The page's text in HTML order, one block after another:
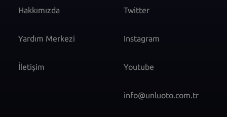
Hakkımızda
Yardım Merkezi
İletişim
Twitter
Instagram
Youtube
info@unluoto.com.tr